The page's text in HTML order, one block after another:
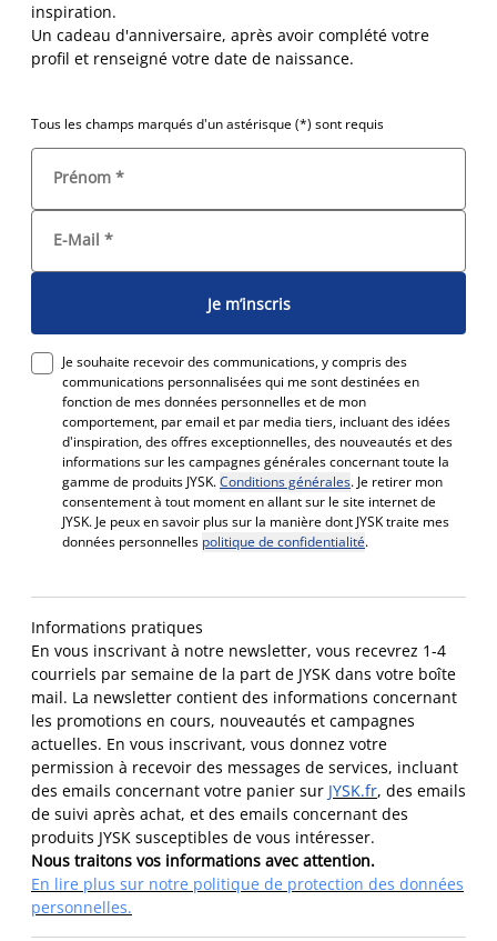
inspiration.
Un cadeau d'anniversaire, après avoir complété votre
profil et renseigné votre date de naissance.
Tous les champs marqués d'un astérisque (*) sont requis
Prénom *
E-Mail *
Je m’inscris
Je souhaite recevoir des communications, y compris des
communications personnalisées qui me sont destinées en
fonction de mes données personnelles et de mon
comportement, par email et par media tiers, incluant des idées
d'inspiration, des offres exceptionnelles, des nouveautés et des
informations sur les campagnes générales concernant toute la
gamme de produits JYSK.Conditions générales. Je retirer mon
consentement à tout moment en allant sur le site internet de
JYSK. Je peux en savoir plus sur la manière dont JYSK traite mes
données personnelles politique de confidentialité.
Informations pratiques
En vous inscrivant à notre newsletter, vous recevrez 1-4
courriels par semaine de la part de JYSK dans votre boîte
mail. La newsletter contient des informations concernant
les promotions en cours, nouveautés et campagnes
actuelles. En vous inscrivant, vous donnez votre
permission à recevoir des messages de services, incluant
des emails concernant votre panier sur JYSK.fr, des emails
de suivi après achat, et des emails concernant des
produits JYSK susceptibles de vous intéresser.
Nous traitons vos informations avec attention.
En lire plus sur notre politique de protection des données
personnelles.